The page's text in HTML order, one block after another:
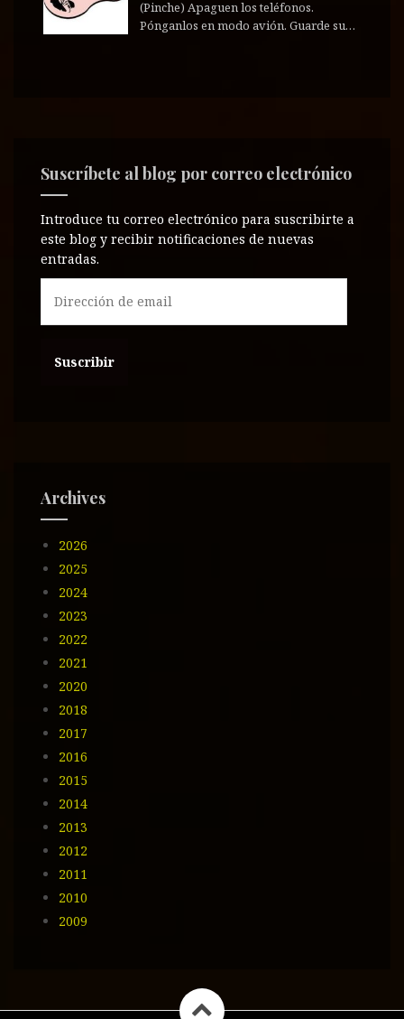
(Pinche) Apaguen los teléfonos.
Pónganlos en modo avión. Guarde su…
Suscríbete al blog por correo electrónico
Introduce tu correo electrónico para suscribirte a
este blog y recibir notificaciones de nuevas
entradas.
r
e
m
a
i
l
Archives
2026
2025
2024
2023
2022
2021
2020
2018
2017
2016
2015
2014
2013
2012
2011
2010
2009